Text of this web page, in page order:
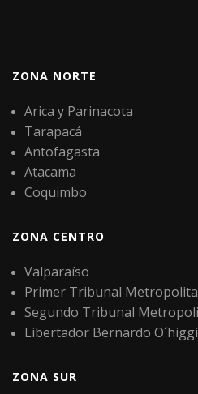
ZONA NORTE
Arica y Parinacota
Tarapacá
Antofagasta
Atacama
Coquimbo
ZONA CENTRO
Valparaíso
Primer Tribunal
Segundo Tribunal
Libertador Bernardo
ZONA SUR